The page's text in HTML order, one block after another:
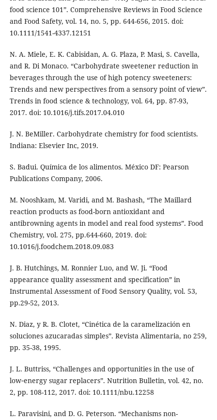
food science 101”. Comprehensive Reviews in Food Science
and Food Safety, vol. 14, no. 5, pp. 644-656, 2015. doi:
10.1111/1541-4337.12151
N. A. Miele, E. K. Cabisidan, A. G. Plaza, P. Masi, S. Cavella,
and R. Di Monaco. “Carbohydrate sweetener reduction in
beverages through the use of high potency sweeteners:
Trends and new perspectives from a sensory point of view”.
Trends in food science & technology, vol. 64, pp. 87-93,
2017. doi: 10.1016/j.tifs.2017.04.010
J. N. BeMiller. Carbohydrate chemistry for food scientists.
Indiana: Elsevier Inc, 2019.
S. Badui. Química de los alimentos. México DF: Pearson
Publications Company, 2006.
M. Nooshkam, M. Varidi, and M. Bashash, “The Maillard
reaction products as food-born antioxidant and
antibrowning agents in model and real food systems”. Food
Chemistry, vol. 275, pp.644-660, 2019. doi:
10.1016/j.foodchem.2018.09.083
J. B. Hutchings, M. Ronnier Luo, and W. Ji. “Food
appearance quality assessment and specification” in
Instrumental Assessment of Food Sensory Quality, vol. 53,
pp.29-52, 2013.
N. Diaz, y R. B. Clotet, “Cinética de la caramelización en
soluciones azucaradas simples”. Revista Alimentaria, no 259,
pp. 35-38, 1995.
J. L. Buttriss, “Challenges and opportunities in the use of
low‐energy sugar replacers”. Nutrition Bulletin, vol. 42, no.
2, pp. 108-112, 2017. doi: 10.1111/nbu.12258
L. Paravisini, and D. G. Peterson. “Mechanisms non-